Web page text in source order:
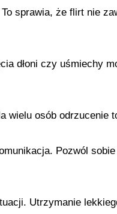
sprawia, że flirt nie
dłoni czy uśmiechy
wielu osób
Pozwól
Utrzymanie